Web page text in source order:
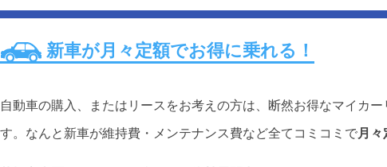
新車が月々定額でお得に乗れる！
自動車の購入、またはリースをお考えの方は、断然お得なマイカー
す。なんと新車が維持費・メンテナンス費など全てコミコミで月々